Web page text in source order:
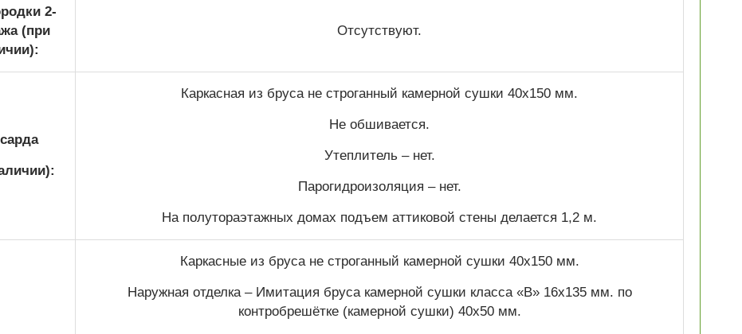
2-
(при
Отсутствуют.
Каркасная из бруса не строганный камерной сушки 40х150 мм.
Не обшивается.
Утеплитель – нет.
Парогидроизоляция – нет.
На полутораэтажных домах подъем аттиковой стены делается 1,2 м.
Каркасные из бруса не строганный камерной сушки 40х150 мм.
Наружная отделка – Имитация бруса камерной сушки класса «В» 16х135 мм. по
контробрешётке (камерной сушки) 40х50 мм.